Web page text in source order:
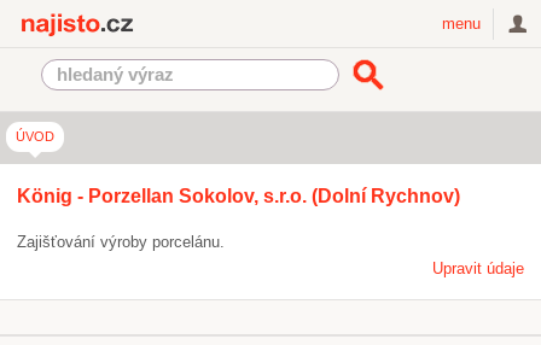
menu
ÚVOD
König - Porzellan Sokolov, s.r.o. (Dolní Rychnov)
Zajišťování výroby porcelánu.
Upravit údaje